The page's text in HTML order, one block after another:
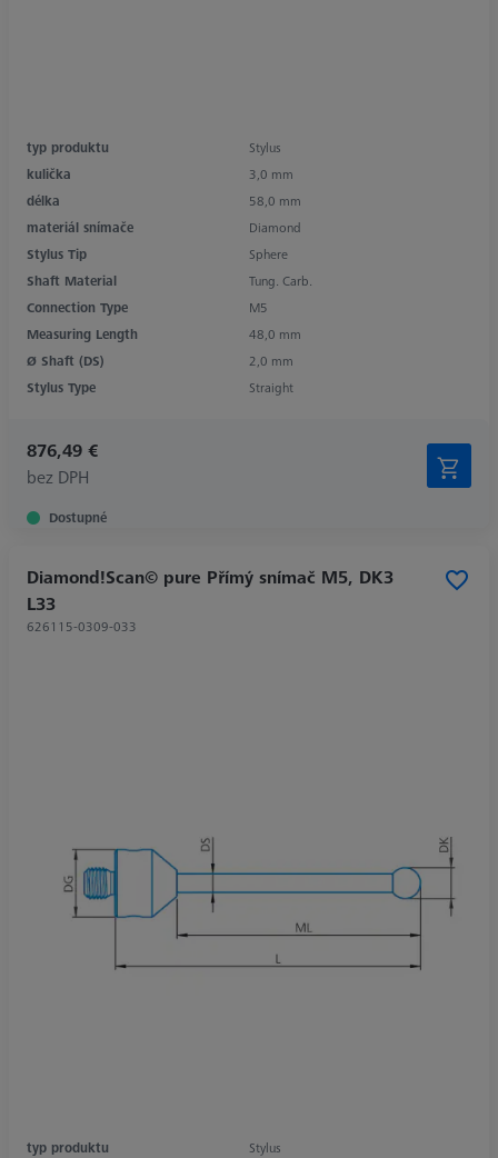
typ produktu
Stylus
kulička
3,0 mm
délka
58,0 mm
materiál snímače
Diamond
Stylus Tip
Sphere
Shaft Material
Tung. Carb.
Connection Type
M5
Measuring Length
48,0 mm
Ø Shaft (DS)
2,0 mm
Stylus Type
Straight
876,49 €
bez DPH
Dostupné
Diamond!Scan© pure Přímý snímač M5, DK3
L33
626115-0309-033
typ produktu
Stylus